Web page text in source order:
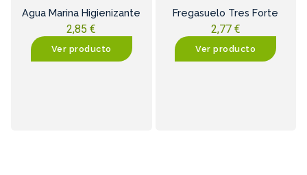
Agua Marina Higienizante
2,85€
Ver producto
Fregasuelo Tres Forte
2,77 €
Ver producto